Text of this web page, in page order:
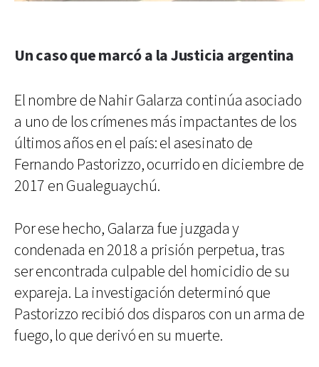
Un caso que marcó a la Justicia argentina
El nombre de Nahir Galarza continúa asociado
a uno de los crímenes más impactantes de los
últimos años en el país: el asesinato de
Fernando Pastorizzo, ocurrido en diciembre de
2017 en Gualeguaychú.
Por ese hecho, Galarza fue juzgada y
condenada en 2018 a prisión perpetua, tras
ser encontrada culpable del homicidio de su
expareja. La investigación determinó que
Pastorizzo recibió dos disparos con un arma de
fuego, lo que derivó en su muerte.